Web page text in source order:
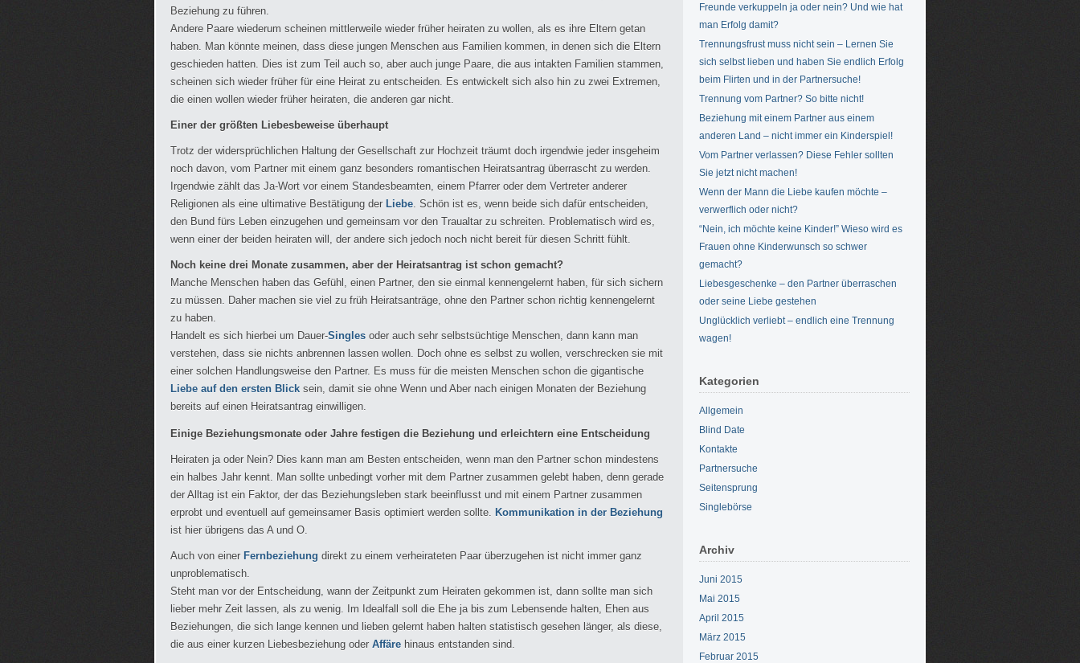
Beziehung zu führen.
Andere Paare wiederum scheinen mittlerweile wieder früher heiraten zu wollen, als es ihre Eltern getan
haben. Man könnte meinen, dass diese jungen Menschen aus Familien kommen, in denen sich die Eltern
geschieden hatten. Dies ist zum Teil auch so, aber auch junge Paare, die aus intakten Familien stammen,
scheinen sich wieder früher für eine Heirat zu entscheiden. Es entwickelt sich also hin zu zwei Extremen,
die einen wollen wieder früher heiraten, die anderen gar nicht.
Einer der größten Liebesbeweise überhaupt
Trotz der widersprüchlichen Haltung der Gesellschaft zur Hochzeit träumt doch irgendwie jeder insgeheim
noch davon, vom Partner mit einem ganz besonders romantischen Heiratsantrag überrascht zu werden.
Irgendwie zählt das Ja-Wort vor einem Standesbeamten, einem Pfarrer oder dem Vertreter anderer
Religionen als eine ultimative Bestätigung der Liebe. Schön ist es, wenn beide sich dafür entscheiden,
den Bund fürs Leben einzugehen und gemeinsam vor den Traualtar zu schreiten. Problematisch wird es,
wenn einer der beiden heiraten will, der andere sich jedoch noch nicht bereit für diesen Schritt fühlt.
Noch keine drei Monate zusammen, aber der Heiratsantrag ist schon gemacht?
Manche Menschen haben das Gefühl, einen Partner, den sie einmal kennengelernt haben, für sich sichern
zu müssen. Daher machen sie viel zu früh Heiratsanträge, ohne den Partner schon richtig kennengelernt
zu haben.
Handelt es sich hierbei um Dauer-Singles oder auch sehr selbstsüchtige Menschen, dann kann man
verstehen, dass sie nichts anbrennen lassen wollen. Doch ohne es selbst zu wollen, verschrecken sie mit
einer solchen Handlungsweise den Partner. Es muss für die meisten Menschen schon die gigantische
Liebe auf den ersten Blick sein, damit sie ohne Wenn und Aber nach einigen Monaten der Beziehung
bereits auf einen Heiratsantrag einwilligen.
Einige Beziehungsmonate oder Jahre festigen die Beziehung und erleichtern eine Entscheidung
Heiraten ja oder Nein? Dies kann man am Besten entscheiden, wenn man den Partner schon mindestens
ein halbes Jahr kennt. Man sollte unbedingt vorher mit dem Partner zusammen gelebt haben, denn gerade
der Alltag ist ein Faktor, der das Beziehungsleben stark beeinflusst und mit einem Partner zusammen
erprobt und eventuell auf gemeinsamer Basis optimiert werden sollte. Kommunikation in der Beziehung
ist hier übrigens das A und O.
Auch von einer Fernbeziehung direkt zu einem verheirateten Paar überzugehen ist nicht immer ganz
unproblematisch.
Steht man vor der Entscheidung, wann der Zeitpunkt zum Heiraten gekommen ist, dann sollte man sich
lieber mehr Zeit lassen, als zu wenig. Im Idealfall soll die Ehe ja bis zum Lebensende halten, Ehen aus
Beziehungen, die sich lange kennen und lieben gelernt haben halten statistisch gesehen länger, als diese,
die aus einer kurzen Liebesbeziehung oder Affäre hinaus entstanden sind.
Freunde verkuppeln ja oder nein? Und wie hat
man Erfolg damit?
Trennungsfrust muss nicht sein – Lernen Sie
sich selbst lieben und haben Sie endlich Erfolg
beim Flirten und in der Partnersuche!
Trennung vom Partner? So bitte nicht!
Beziehung mit einem Partner aus einem
anderen Land – nicht immer ein Kinderspiel!
Vom Partner verlassen? Diese Fehler sollten
Sie jetzt nicht machen!
Wenn der Mann die Liebe kaufen möchte –
verwerflich oder nicht?
“Nein, ich möchte keine Kinder!” Wieso wird es
Frauen ohne Kinderwunsch so schwer
gemacht?
Liebesgeschenke – den Partner überraschen
oder seine Liebe gestehen
Unglücklich verliebt – endlich eine Trennung
wagen!
Kategorien
Allgemein
Blind Date
Kontakte
Partnersuche
Seitensprung
Singlebörse
Archiv
Juni 2015
Mai 2015
April 2015
März 2015
Februar 2015